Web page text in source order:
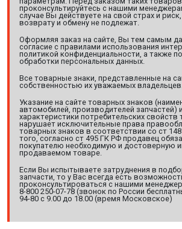
проконсультируйтесь с нашими
случае Вы действуете на свой страх и
возврату и обмену не подлежат.
Оформляя заказ на сайте, Вы тем самым
согласие с правилами использования
политикой конфиденциальности, а также
обработки персональных данных.
Все товарные знаки, представленные на
собственностью их уважаемых
Указание на сайте товарных знаков
автомобилей, производителей запчастей)
характеристики потребительских свойств
нарушает исключительные права
товарных знаков в соответствии со ст
того, согласно ст 495 ГК РФ продавец
покупателю необходимую и достоверную
продаваемом товаре.
Если Вы испытываете затруднения в
запчасти, то у Вас всегда есть
проконсультироваться с нашими
8-800 250-07-78 (звонок по России
94-80 с 9.00 до 18.00 (время Московское)